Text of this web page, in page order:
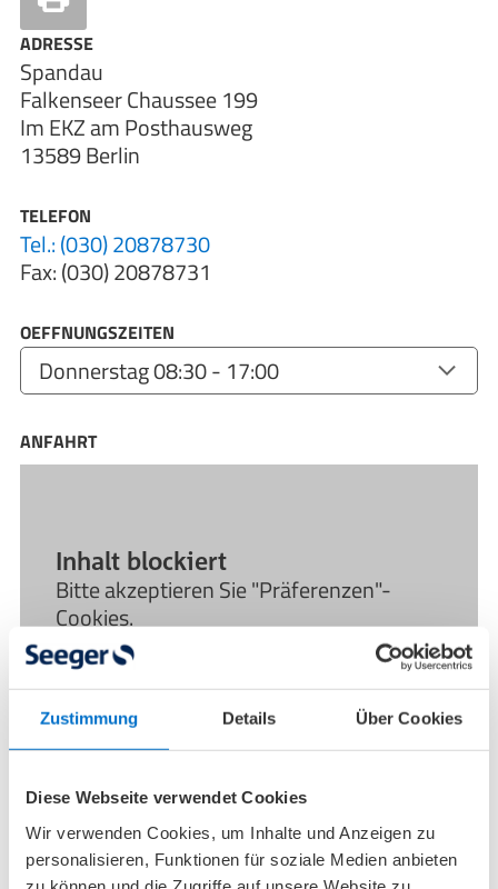
Zustimmung Details Über Cookies
Diese Webseite verwendet Cookies
Wir verwenden Cookies, um Inhalte und Anzeigen zu
personalisieren, Funktionen für soziale Medien anbieten
ADRESSE
Spandau
Falkenseer Chaussee 199
Im EKZ am Posthausweg
13589 Berlin
TELEFON
Tel.: (030) 20878730
Fax: (030) 20878731
OEFFNUNGSZEITEN
ANFAHRT
Inhalt blockiert
Bitte akzeptieren Sie "Präferenzen"-
Cookies.
Ihre Cookie Consent Einstellungen
können sie hier anpassen.